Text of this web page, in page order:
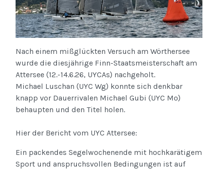
Nach einem mißglückten Versuch am Wörthersee
wurde die diesjährige Finn-Staatsmeisterschaft am
Attersee (12.-14.6.26, UYCAs) nachgeholt.
Michael Luschan (UYC Wg) konnte sich denkbar
knapp vor Dauerrivalen Michael Gubi (UYC Mo)
behaupten und den Titel holen.
Hier der Bericht vom UYC Attersee:
Ein packendes Segelwochenende mit hochkarätigem
Sport und anspruchsvollen Bedingungen ist auf